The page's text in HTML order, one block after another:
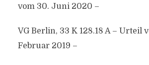
vom 30. Juni 2020 –
VG Berlin, 33 K 128.18 A – Urteil
Februar 2019 –